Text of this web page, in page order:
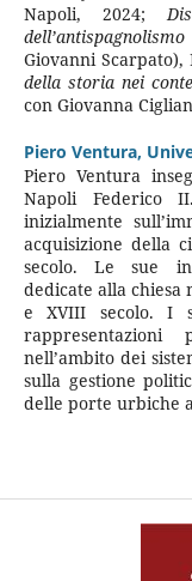
Napoli, 2024;
Giovanni
della storia nei
con Giovanna
Piero Ventura,
Piero Ventura
Napoli Federico
inizialmente
acquisizione della
secolo. Le sue
dedicate alla chiesa
e XVIII secolo. I
nell’ambito dei
sulla gestione
delle porte urbiche